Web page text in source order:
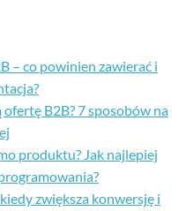
– co powinien zawierać i
ofertę B2B? 7 sposobów na
produktu? Jak najlepiej
zwiększa konwersję i